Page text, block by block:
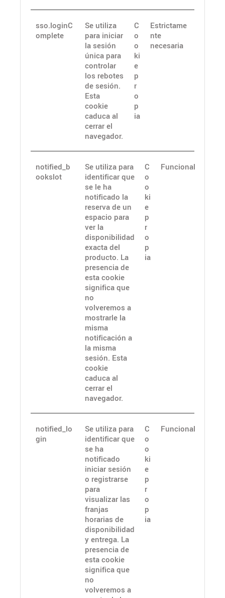
sso.loginC
omplete
Se utiliza
para iniciar
la sesión
única para
controlar
los rebotes
de sesión.
Esta
cookie
caduca al
cerrar el
navegador.
C
o
o
ki
e
p
r
o
p
ia
Estrictame
nte
necesaria
notified_b
ookslot
Se utiliza para
identificar que
se le ha
notificado la
reserva de un
espacio para
ver la
disponibilidad
exacta del
producto. La
presencia de
esta cookie
significa que
no
volveremos a
mostrarle la
misma
notificación a
la misma
sesión. Esta
cookie
caduca al
cerrar el
navegador.
C
o
o
ki
e
p
r
o
p
ia
Funcional
notified_lo
gin
Se utiliza para
identificar que
se ha
notificado
iniciar sesión
o registrarse
para
visualizar las
franjas
horarias de
disponibilidad
y entrega. La
presencia de
esta cookie
significa que
no
volveremos a
C
o
o
ki
e
p
r
o
p
ia
Funcional